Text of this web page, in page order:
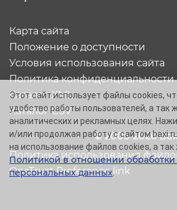
© 2005-2026
Карта сайта
Положение о доступности
Условия использования сайта
Политика конфиденциальности
Каталог XML
Каталог CSV
Политика использования
OneTrust Preference link
Этот сайт использует файлы cookies,
удобство работы пользователей, а так
аналитических и рекламных целях.
и/или продолжая работу с сайтом
на использование файлов cookies, а
Политикой в отношении
персональных данных.